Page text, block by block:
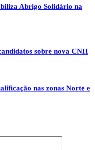
Abrigo Solidário na
sobre nova CNH
nas zonas Norte e